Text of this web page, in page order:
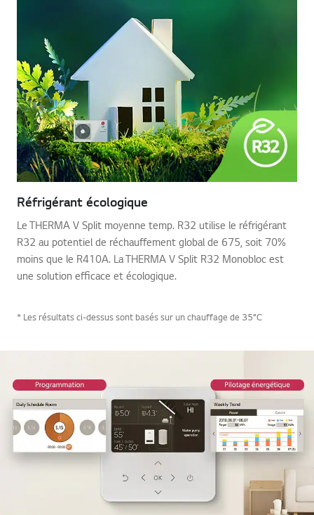
Réfrigérant écologique
Le THERMA V Split moyenne temp. R32 utilise le réfrigérant
R32 au potentiel de réchauffement global de 675, soit 70%
moins que le R410A. La THERMA V Split R32 Monobloc est
une solution efficace et écologique.
* Les résultats ci-dessus sont basés sur un chauffage de 35°C